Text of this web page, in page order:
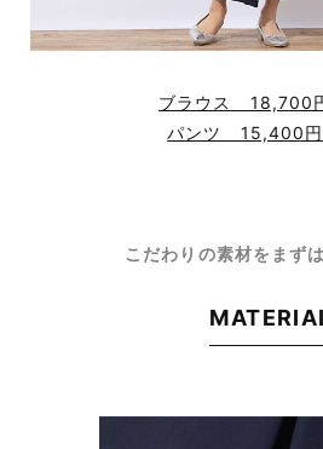
ブラウス 18,700
パンツ 15,400円
こだわりの素材をまず